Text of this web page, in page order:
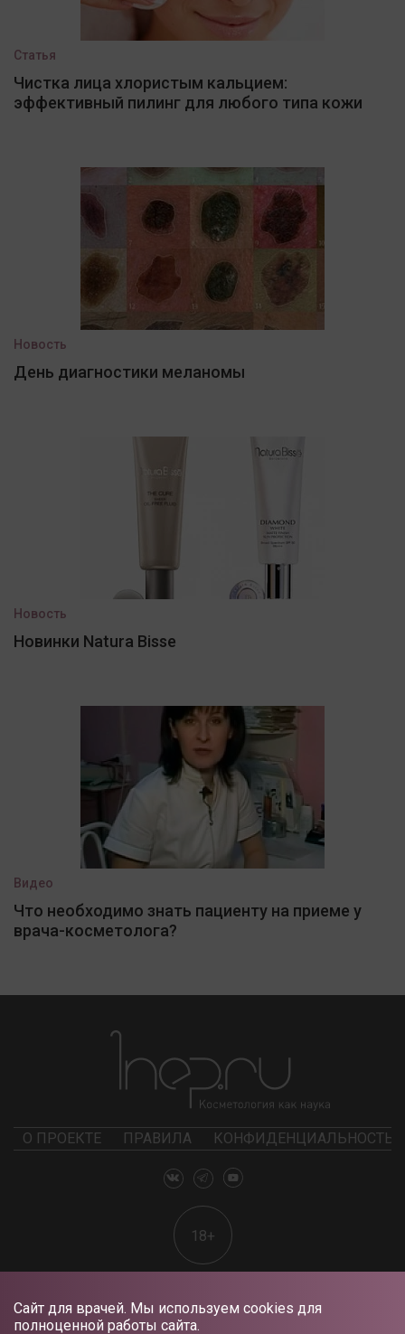
Сайт для врачей. Мы используем cookies для
полноценной работы сайта.
Статья
Чистка лица хлористым кальцием:
эффективный пилинг для любого типа кожи
Новость
День диагностики меланомы
Новость
Новинки Natura Bisse
Видео
Что необходимо знать пациенту на приеме у
врача-косметолога?
О ПРОЕКТЕ ПРАВИЛА КОНФИДЕНЦИАЛЬНОСТЬ
18+